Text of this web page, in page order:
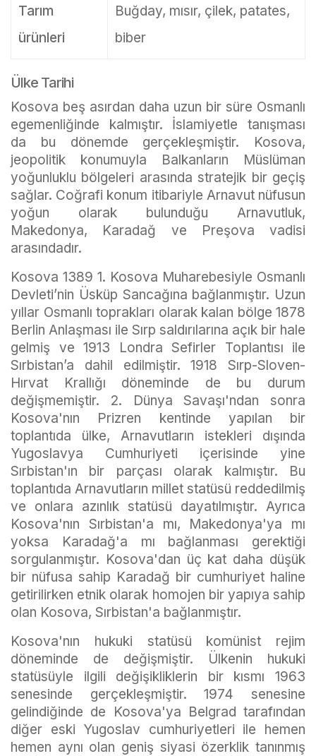
Tarım
ürünleri
Buğday, mısır, çilek, patates,
biber
Ülke Tarihi
Kosova beş asırdan daha uzun bir süre Osmanlı
egemenliğinde kalmıştır. İslamiyetle tanışması
da bu dönemde gerçekleşmiştir. Kosova,
jeopolitik konumuyla Balkanların Müslüman
yoğunluklu bölgeleri arasında stratejik bir geçiş
sağlar. Coğrafi konum itibariyle Arnavut nüfusun
yoğun olarak bulunduğu Arnavutluk,
Makedonya, Karadağ ve Preşova vadisi
arasındadır.
Kosova 1389 1. Kosova Muharebesiyle Osmanlı
Devleti’nin Üsküp Sancağına bağlanmıştır. Uzun
yıllar Osmanlı toprakları olarak kalan bölge 1878
Berlin Anlaşması ile Sırp saldırılarına açık bir hale
gelmiş ve 1913 Londra Sefirler Toplantısı ile
Sırbistan’a dahil edilmiştir. 1918 Sırp-Sloven-
Hırvat Krallığı döneminde de bu durum
değişmemiştir. 2. Dünya Savaşı'ndan sonra
Kosova'nın Prizren kentinde yapılan bir
toplantıda ülke, Arnavutların istekleri dışında
Yugoslavya Cumhuriyeti içerisinde yine
Sırbistan'ın bir parçası olarak kalmıştır. Bu
toplantıda Arnavutların millet statüsü reddedilmiş
ve onlara azınlık statüsü dayatılmıştır. Ayrıca
Kosova'nın Sırbistan'a mı, Makedonya'ya mı
yoksa Karadağ'a mı bağlanması gerektiği
sorgulanmıştır. Kosova'dan üç kat daha düşük
bir nüfusa sahip Karadağ bir cumhuriyet haline
getirilirken etnik olarak homojen bir yapıya sahip
olan Kosova, Sırbistan'a bağlanmıştır.
Kosova'nın hukuki statüsü komünist rejim
döneminde de değişmiştir. Ülkenin hukuki
statüsüyle ilgili değişikliklerin bir kısmı 1963
senesinde gerçekleşmiştir. 1974 senesine
gelindiğinde de Kosova'ya Belgrad tarafından
diğer eski Yugoslav cumhuriyetleri ile hemen
hemen aynı olan geniş siyasi özerklik tanınmış